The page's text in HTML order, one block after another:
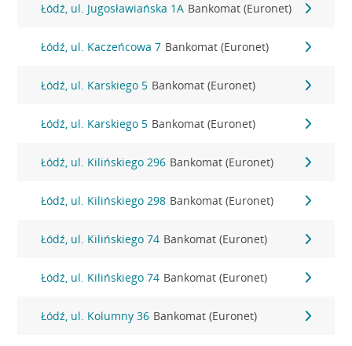
Łódź, ul. Jugosławiańska 1A Bankomat (Euronet)
Łódź, ul. Kaczeńcowa 7 Bankomat (Euronet)
Łódź, ul. Karskiego 5 Bankomat (Euronet)
Łódź, ul. Karskiego 5 Bankomat (Euronet)
Łódź, ul. Kilińskiego 296 Bankomat (Euronet)
Łódź, ul. Kilińskiego 298 Bankomat (Euronet)
Łódź, ul. Kilińskiego 74 Bankomat (Euronet)
Łódź, ul. Kilińskiego 74 Bankomat (Euronet)
Łódź, ul. Kolumny 36 Bankomat (Euronet)